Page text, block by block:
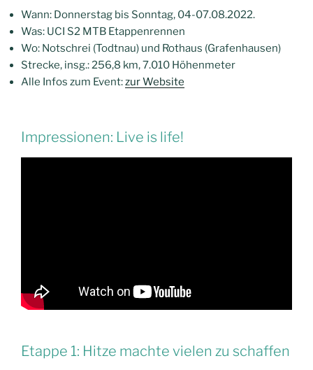
Wann: Donnerstag bis Sonntag, 04-07.08.2022.
Was: UCI S2 MTB Etappenrennen
Wo: Notschrei (Todtnau) und Rothaus (Grafenhausen)
Strecke, insg.: 256,8 km, 7.010 Höhenmeter
Alle Infos zum Event:zur Website
Impressionen: Live is life!
Etappe 1: Hitze machte vielen zu schaffen